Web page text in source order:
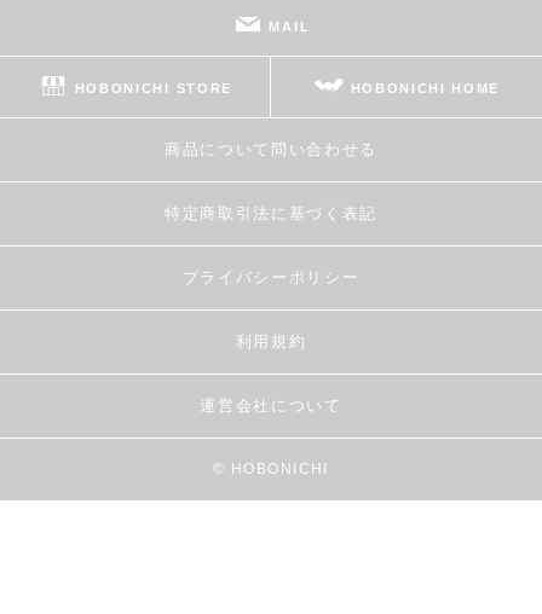
MAIL
HOBONICHI STORE HOBONICHI HOME
商品について問い合わせる
特定商取引法に基づく表記
プライバシーポリシー
利用規約
運営会社について
© HOBONICHI